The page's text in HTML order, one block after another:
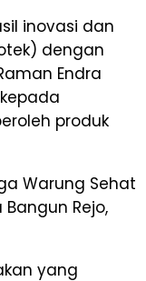
inovasi dan
dengan
Endra
produk
Warung Sehat
Bangun Rejo,
yang